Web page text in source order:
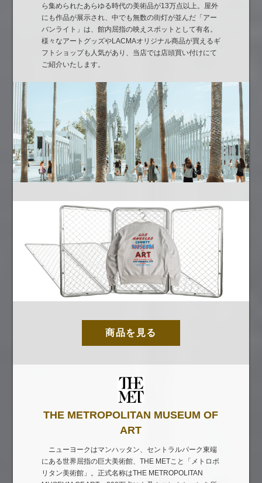
ら集められたあらゆる時代の美術品が13万点以上。屋外
にも作品が展示され、中でも無数の街灯が並んだ「アー
バンライト」は、館内屈指の映えスポットとして有名。
様々なアートグッズやLACMAオリジナル商品が買えるギ
フトショップも人気があり、当店では店頭買い付けにて
ご紹介いたします。
商品を見る
THE METROPOLITAN MUSEUM OF
ART
ニューヨークはマンハッタン、セントラルパーク東端
にある世界屈指の巨大美術館、THE METこと「メトロポ
リタン美術館」。正式名称はTHE METROPOLITAN